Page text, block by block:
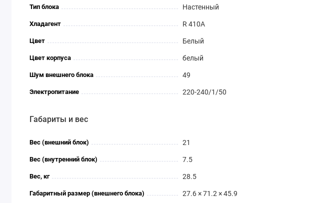
Тип блока Настенный
Хладагент R 410A
Цвет Белый
Цвет корпуса белый
Шум внешнего блока 49
Электропитание 220-240/1/50
Габариты и вес
Вес (внешний блок) 21
Вес (внутренний блок) 7.5
Вес, кг 28.5
Габаритный размер (внешнего блока) 27.6 × 71.2 × 45.9